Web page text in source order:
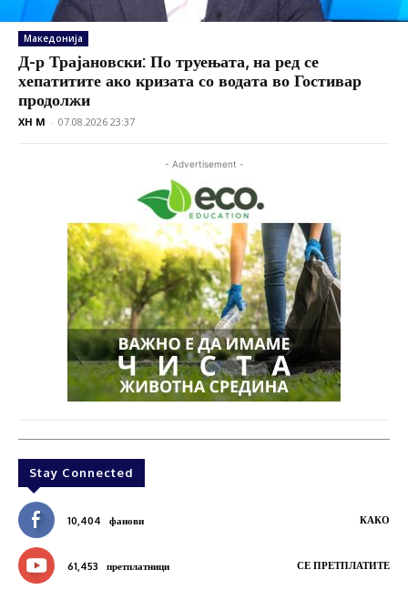
Македонија
Д-р Трајановски: По труењата, на ред се
хепатитите ако кризата со водата во Гостивар
продолжи
XH M - 07.08.2026 23:37
- Advertisement -
Stay Connected
10,404 фанови КАКО
61,453 претплатници СЕ ПРЕТПЛАТИТЕ